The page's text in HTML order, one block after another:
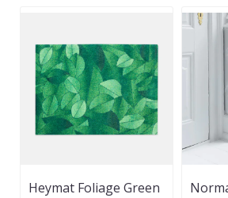
Heymat Foliage Green